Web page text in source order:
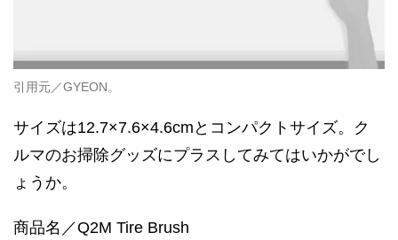
引用元／GYEON。
サイズは12.7×7.6×4.6cmとコンパクトサイズ。ク
ルマのお掃除グッズにプラスしてみてはいかがでし
ょうか。
商品名／Q2M Tire Brush